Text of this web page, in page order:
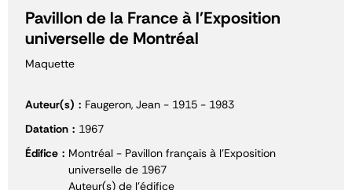
Pavillon de la France à l'Exposition
universelle de Montréal
Maquette
Auteur(s)
Faugeron, Jean - 1915 - 1983
Datation
1967
Édifice
Montréal - Pavillon français à l'Exposition
universelle de 1967
Auteur(s) de l'édifice